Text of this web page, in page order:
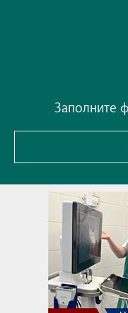
Заполните